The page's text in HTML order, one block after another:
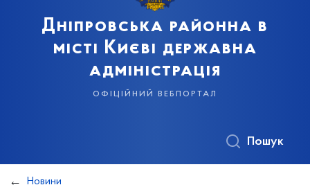
Дніпровська районна в
місті Києві державна
адміністрація
офіційний вебпортал
Пошук
Новини